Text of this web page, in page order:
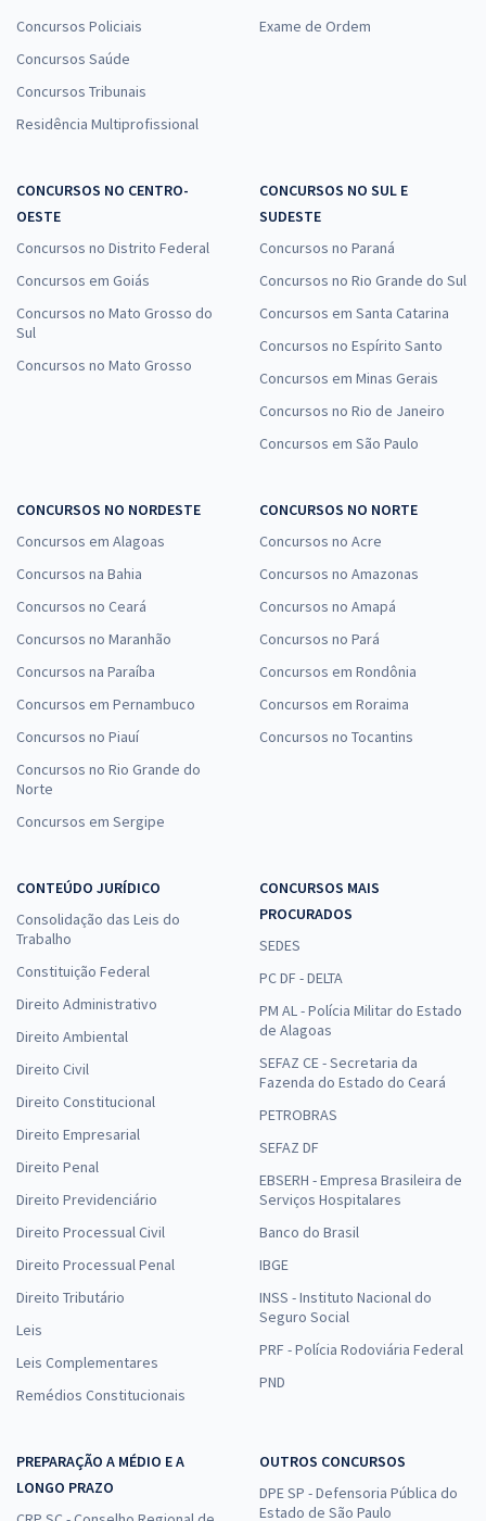
Concursos Policiais
Concursos Saúde
Concursos Tribunais
Residência Multiprofissional
Exame de Ordem
CONCURSOS NO CENTRO-
OESTE
Concursos no Distrito Federal
Concursos em Goiás
Concursos no Mato Grosso do
Sul
Concursos no Mato Grosso
CONCURSOS NO SUL E
SUDESTE
Concursos no Paraná
Concursos no Rio Grande do Sul
Concursos em Santa Catarina
Concursos no Espírito Santo
Concursos em Minas Gerais
Concursos no Rio de Janeiro
Concursos em São Paulo
CONCURSOS NO NORDESTE
Concursos em Alagoas
Concursos na Bahia
Concursos no Ceará
Concursos no Maranhão
Concursos na Paraíba
Concursos em Pernambuco
Concursos no Piauí
Concursos no Rio Grande do
Norte
Concursos em Sergipe
CONCURSOS NO NORTE
Concursos no Acre
Concursos no Amazonas
Concursos no Amapá
Concursos no Pará
Concursos em Rondônia
Concursos em Roraima
Concursos no Tocantins
CONTEÚDO JURÍDICO
Consolidação das Leis do
Trabalho
Constituição Federal
Direito Administrativo
Direito Ambiental
Direito Civil
Direito Constitucional
Direito Empresarial
Direito Penal
Direito Previdenciário
Direito Processual Civil
Direito Processual Penal
Direito Tributário
Leis
Leis Complementares
Remédios Constitucionais
CONCURSOS MAIS
PROCURADOS
SEDES
PC DF - DELTA
PM AL - Polícia Militar do Estado
de Alagoas
SEFAZ CE - Secretaria da
Fazenda do Estado do Ceará
PETROBRAS
SEFAZ DF
EBSERH - Empresa Brasileira de
Serviços Hospitalares
Banco do Brasil
IBGE
INSS - Instituto Nacional do
Seguro Social
PRF - Polícia Rodoviária Federal
PND
PREPARAÇÃO A MÉDIO E A
LONGO PRAZO
OUTROS CONCURSOS
DPE SP - Defensoria Pública do
Estado de São Paulo